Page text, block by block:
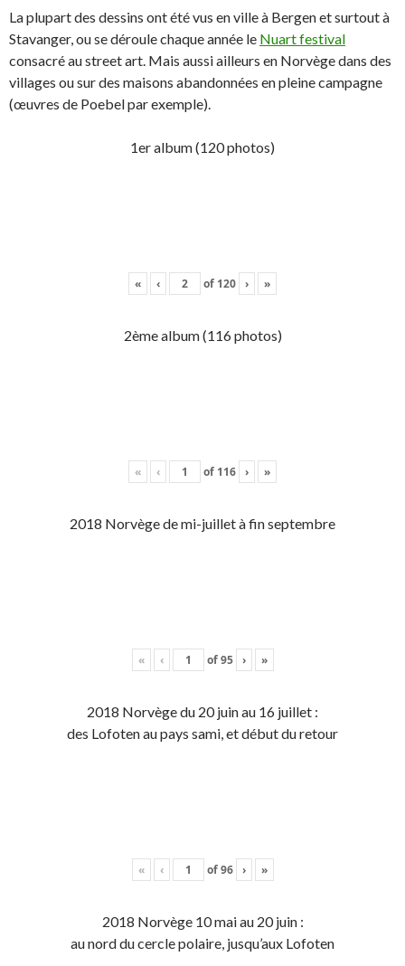
La plupart des dessins ont été vus en ville à Bergen et surtout à
Stavanger, ou se déroule chaque année le Nuart festival
consacré au street art. Mais aussi ailleurs en Norvège dans des
villages ou sur des maisons abandonnées en pleine campagne
(œuvres de Poebel par exemple).
1er album (120 photos)
« ‹ of 120 › »
2ème album (116 photos)
« ‹ of 116 › »
2018 Norvège de mi-juillet à fin septembre
« ‹ of95 › »
2018 Norvège du 20 juin au 16 juillet :
des Lofoten au pays sami, et début du retour
« ‹ of96 › »
2018 Norvège 10 mai au 20 juin :
au nord du cercle polaire, jusqu’aux Lofoten